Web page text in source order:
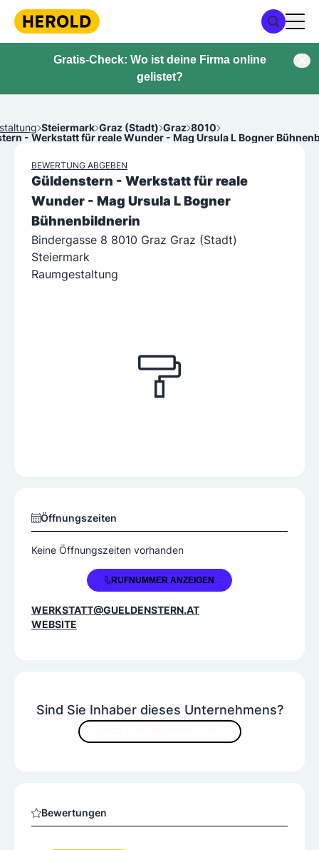
Gratis-Check: Wo ist deine Firma online
gelistet?
Steiermark Graz (Stadt) Graz 8010
- Werkstatt für reale Wunder - Mag Ursula L Bogner
BEWERTUNG ABGEBEN
Güldenstern - Werkstatt für reale
Wunder - Mag Ursula L Bogner
Bühnenbildnerin
Bindergasse 8 8010 Graz Graz (Stadt)
Steiermark
Raumgestaltung
Sind Sie Inhaber dieses Unternehmens?
Bewertungen
Öffnungszeiten
Keine Öffnungszeiten vorhanden
+43 664 4452978RUFNUMMER ANZEIGEN
WERKSTATT@GUELDENSTERN.AT
WEBSITE